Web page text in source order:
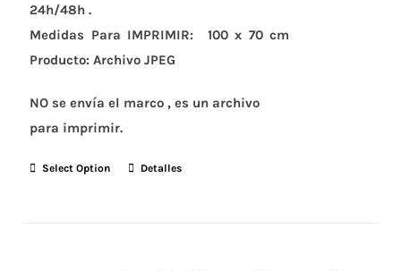
24h/48h .
Medidas Para IMPRIMIR: 100 x 70 cm
Producto: Archivo JPEG
NO se envía el marco , es un archivo
para imprimir.
Select Option Detalles